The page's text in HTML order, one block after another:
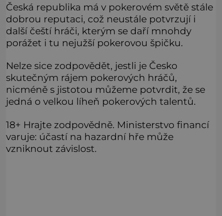
Česká republika má v pokerovém světě stále
dobrou reputaci, což neustále potvrzují i
další čeští hráči, kterým se daří mnohdy
porážet i tu nejužší pokerovou špičku.
Nelze sice zodpovědět, jestli je Česko
skutečným rájem pokerových hráčů,
nicméně s jistotou můžeme potvrdit, že se
jedná o velkou líheň pokerových talentů.
18+ Hrajte zodpovědně. Ministerstvo financí
varuje: účastí na hazardní hře může
vzniknout závislost.